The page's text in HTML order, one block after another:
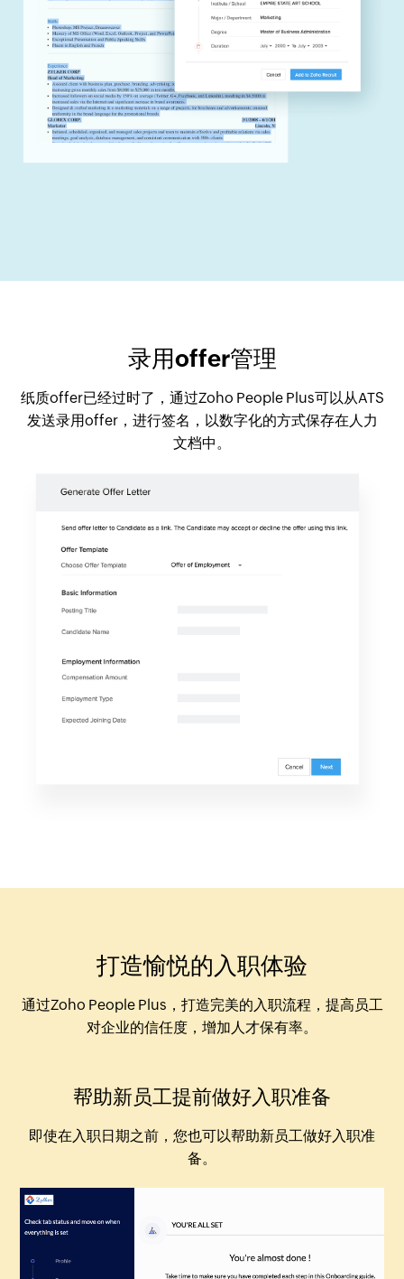
录用offer管理
纸质offer已经过时了，通过Zoho People Plus可以从ATS
发送录用offer，进行签名，以数字化的方式保存在人力
文档中。
打造愉悦的入职体验
通过Zoho People Plus，打造完美的入职流程，提高员工
对企业的信任度，增加人才保有率。
帮助新员工提前做好入职准备
即使在入职日期之前，您也可以帮助新员工做好入职准
备。